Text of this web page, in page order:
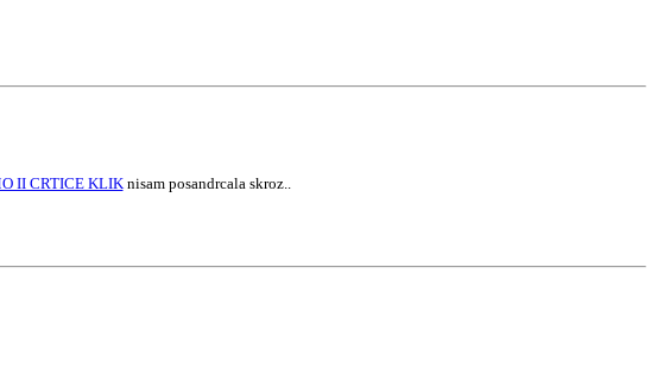
II CRTICE KLIKnisam posandrcala skroz..